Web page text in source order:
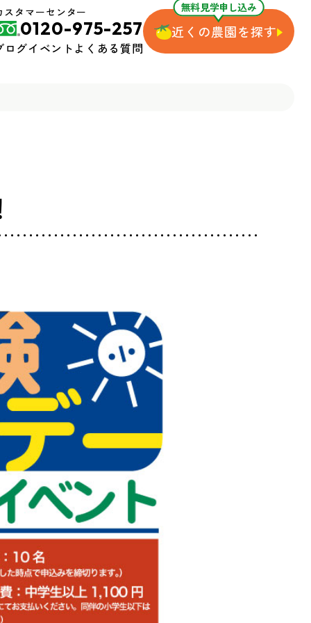
スタマーセンター
0120-975-257
ログイベントよくある質問
無料見学申し込み
近くの農園を探す